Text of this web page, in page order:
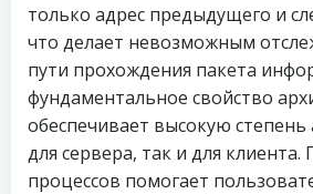
только адрес предыдущего и
что делает невозможным
пути прохождения пакета
фундаментальное свойство
обеспечивает высокую
для сервера, так и для
процессов помогает